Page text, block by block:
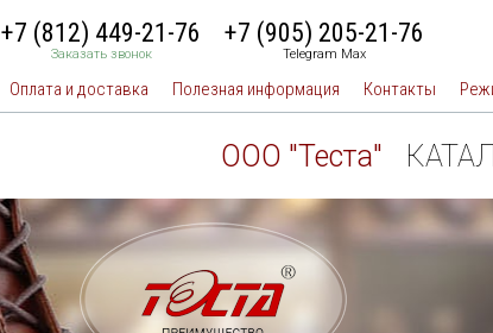
+7 (812) 449-21-76
Заказать звонок
+7 (905) 205-21-76
Telegram Max
Оплата и доставка Полезная информация Контакты
ООО "Теста"